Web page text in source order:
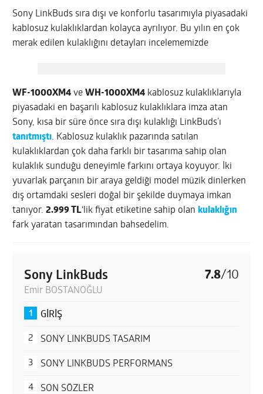
Sony LinkBuds sıra dışı ve konforlu tasarımıyla piyasadaki
kablosuz kulaklıklardan kolayca ayrılıyor. Bu yılın en çok
merak edilen kulaklığını detayları incelememizde
WF-1000XM4 veWH-1000XM4 kablosuz kulaklıklarıyla
piyasadaki en başarılı kablosuz kulaklıklara imza atan
Sony, kısa bir süre önce sıra dışı kulaklığı LinkBuds’ı
tanıtmıştı. Kablosuz kulaklık pazarında satılan
kulaklıklardan çok daha farklı bir tasarıma sahip olan
kulaklık sunduğu deneyimle farkını ortaya koyuyor. İki
yuvarlak parçanın bir araya geldiği model müzik dinlerken
dış ortamdaki sesleri doğal bir şekilde duymaya imkan
tanıyor.2.999 TL‘lik fiyat etiketine sahip olan kulaklığın
fark yaratan tasarımından bahsedelim.
Sony LinkBuds 7.8/10
Emir BOSTANOĞLU
GİRİŞ
SONY LINKBUDS TASARIM
SONY LINKBUDS PERFORMANS
SON SÖZLER